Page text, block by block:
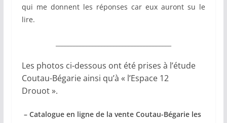
qui me donnent les réponses car eux auront su le
lire.
Les photos ci-dessous ont été prises à l’étude
Coutau-Bégarie ainsi qu’à « l’Espace 12
Drouot ».
– Catalogue en ligne de la vente Coutau-Bégarie les